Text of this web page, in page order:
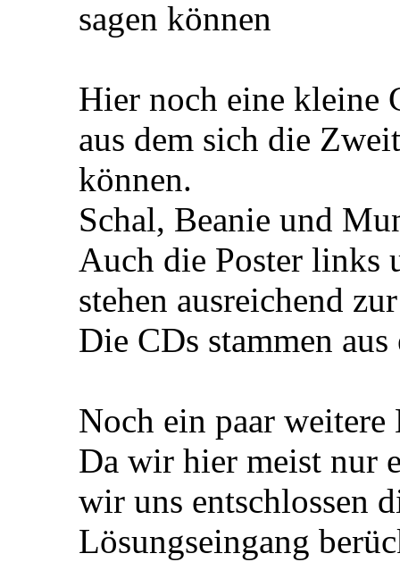
sagen können
Hier noch eine kleine
aus dem sich die
können.
Schal, Beanie und
Auch die Poster links
stehen ausreichend
Die CDs stammen
Noch ein paar
Da wir hier meist nur
wir uns entschlossen
Lösungseingang